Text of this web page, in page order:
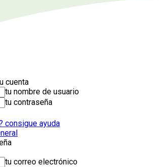
cuenta
tu nombre de usuario
tu contraseña
consigue ayuda
tu correo electrónico